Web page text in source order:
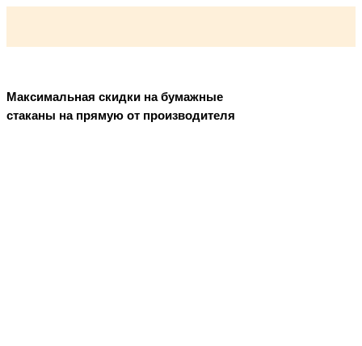
Максимальная скидки на бумажные
стаканы на прямую от производителя